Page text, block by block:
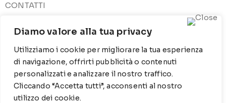
Diamo valore alla tua privacy
Utilizziamo i cookie per migliorare la tua esperienza
di navigazione, offrirti pubblicità o contenuti
personalizzati e analizzare il nostro traffico.
Cliccando “Accetta tutti”, acconsenti al nostro
utilizzo dei cookie.
CONTATTI
Contrada Locosantissimo 1316 - 70044 Polignano a
mare
: 080 917 78 89
WZ: 329 6510725
info@poishome.it
INFO